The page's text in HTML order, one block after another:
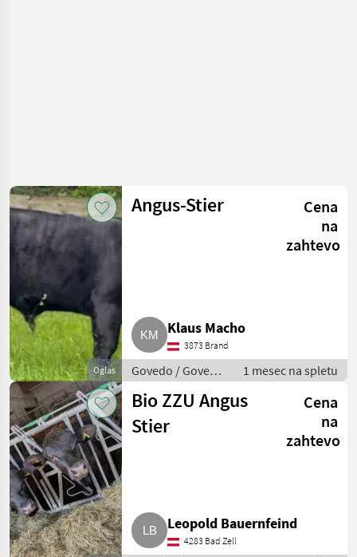
Oglas
Angus-Stier
Cena
na
zahtevo
Klaus Macho
3873 Brand
Govedo / Govedo
Angus
1 mesec na spletu
Bio ZZU Angus
Stier
Cena
na
zahtevo
Leopold Bauernfeind
4283 Bad Zell